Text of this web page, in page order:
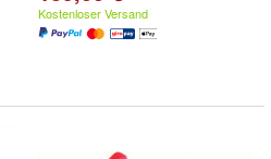
Kostenloser Versand